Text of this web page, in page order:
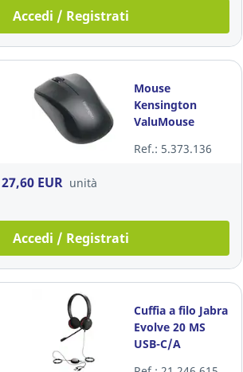
Accedi / Registrati
Mouse
Kensington
ValuMouse
sagomata
Ref.: 5.373.136
27,60 EUR unità
Accedi / Registrati
Cuffia a filo Jabra
Evolve 20 MS
USB-C/A